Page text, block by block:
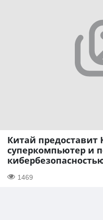
Китай предоставит
суперкомпьютер и
1469